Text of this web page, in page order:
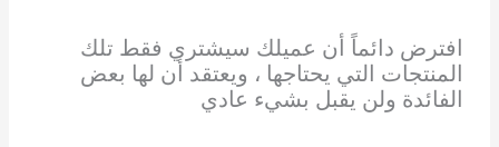
افترض دائماً أن عميلك سيشتري فقط تلك
المنتجات التي يحتاجها ، ويعتقد أن لها بعض
الفائدة ولن يقبل بشيء عادي